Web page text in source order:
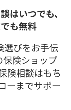
はいつでも、
も無料
選びをお手伝
保険ショップ
険相談はもち
ーまでサポー